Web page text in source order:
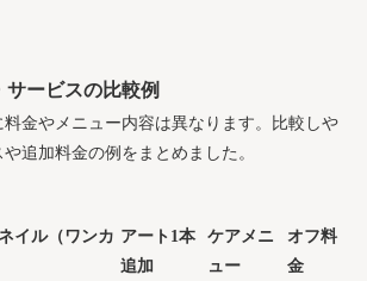
ービスの比較例
金やメニュー内容は異なります。比較しや
追加料金の例をまとめました。
イル（ワンカ アート1本
追加
ケアメニ
ュー
オフ料
金